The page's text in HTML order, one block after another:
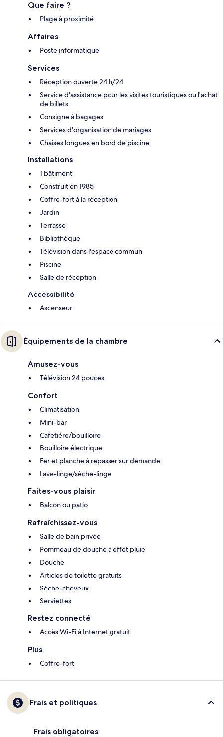
Que faire ?
Plage à proximité
Affaires
Poste informatique
Services
Réception ouverte 24 h/24
Service d'assistance pour les visites touristiques ou l'achat
de billets
Consigne à bagages
Services d'organisation de mariages
Chaises longues en bord de piscine
Installations
1 bâtiment
Construit en 1985
Coffre-fort à la réception
Jardin
Terrasse
Bibliothèque
Télévision dans l'espace commun
Piscine
Salle de réception
Accessibilité
Ascenseur
Équipements de la chambre
Amusez-vous
Télévision 24 pouces
Confort
Climatisation
Mini-bar
Cafetière/bouilloire
Bouilloire électrique
Fer et planche à repasser sur demande
Lave-linge/sèche-linge
Faites-vous plaisir
Balcon ou patio
Rafraîchissez-vous
Salle de bain privée
Pommeau de douche à effet pluie
Douche
Articles de toilette gratuits
Sèche-cheveux
Serviettes
Restez connecté
Accès Wi-Fi à Internet gratuit
Plus
Coffre-fort
Frais et politiques
Frais obligatoires